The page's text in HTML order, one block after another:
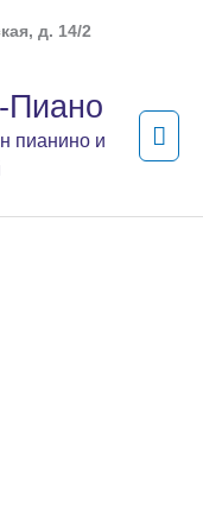
д. 14/2
пианино и